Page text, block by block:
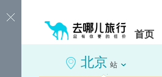
按
您
首页
您
北京 站